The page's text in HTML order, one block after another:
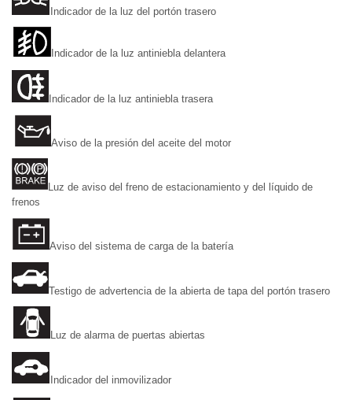
Indicador de la luz del portón trasero
Indicador de la luz antiniebla delantera
Indicador de la luz antiniebla trasera
Aviso de la presión del aceite del motor
Luz de aviso del freno de estacionamiento y del líquido de
frenos
Aviso del sistema de carga de la batería
Testigo de advertencia de la abierta de tapa del portón trasero
Luz de alarma de puertas abiertas
Indicador del inmovilizador